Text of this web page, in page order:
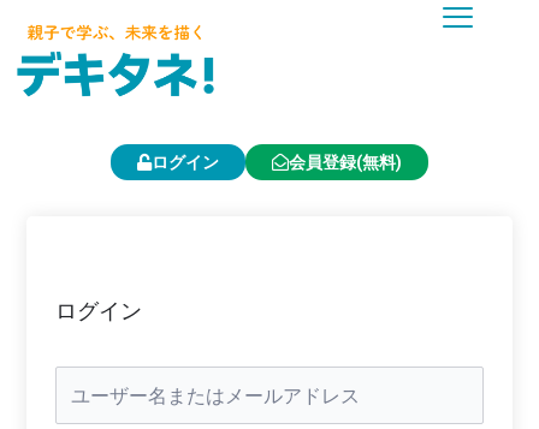
ログイン 会員登録(無料)
ログイン